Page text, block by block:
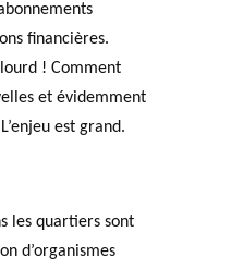
financières.
! Comment
et évidemment
est grand.
les quartiers sont
d’organismes